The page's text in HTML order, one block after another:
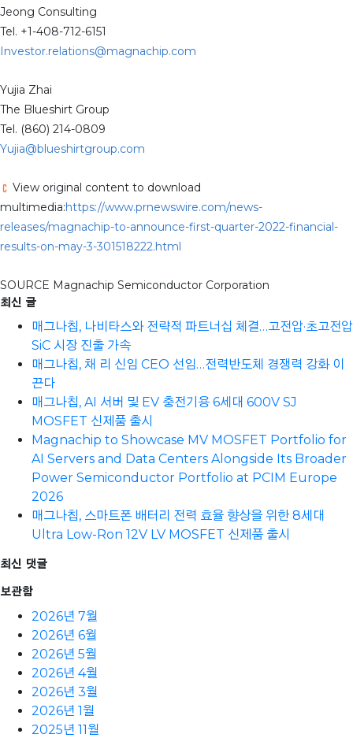
Jeong Consulting
Tel. +1-408-712-6151
Investor.relations@magnachip.com
Yujia Zhai
The Blueshirt Group
Tel. (860) 214-0809
Yujia@blueshirtgroup.com
View original content to download
multimedia:https://www.prnewswire.com/news-
releases/magnachip-to-announce-first-quarter-2022-financial-
results-on-may-3-301518222.html
SOURCE Magnachip Semiconductor Corporation
최신 글
매그나칩, 나비타스와 전략적 파트너십 체결…고전압·초고전압
SiC 시장 진출 가속
매그나칩, 채 리 신임 CEO 선임…전력반도체 경쟁력 강화 이
끈다
매그나칩, AI 서버 및 EV 충전기용 6세대 600V SJ
MOSFET 신제품 출시
Magnachip to Showcase MV MOSFET Portfolio for
AI Servers and Data Centers Alongside Its Broader
Power Semiconductor Portfolio at PCIM Europe
2026
매그나칩, 스마트폰 배터리 전력 효율 향상을 위한 8세대
Ultra Low-Ron 12V LV MOSFET 신제품 출시
최신 댓글
보관함
2026년 7월
2026년 6월
2026년 5월
2026년 4월
2026년 3월
2026년 1월
2025년 11월